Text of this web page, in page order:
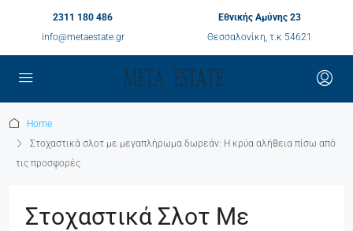
2311 180 486
info@metaestate.gr
Εθνικής Αμύνης 23
Θεσσαλονίκη, τ.κ 54621
Home
Στοχαστικά σλοτ με μεγαπλήρωμα δωρεάν: Η κρύα αλήθεια πίσω από
τις προσφορές
Στοχαστικά Σλοτ Με